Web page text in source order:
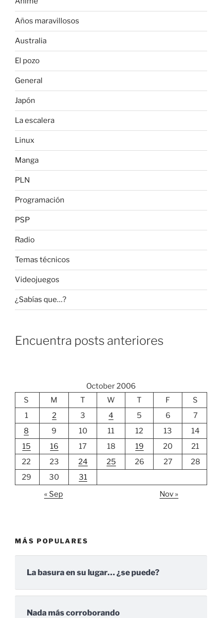
Años maravillosos
Australia
El pozo
General
Japón
La escalera
Linux
Manga
PLN
Programación
PSP
Radio
Temas técnicos
Videojuegos
¿Sabías que…?
Encuentra posts anteriores
October 2006
S
M T W T F
S
1
2 3 4 5 6
7
8
9 10 11 12 13
14
15
16 17 18 19 20
21
22
23 24 25 26 27
28
29
30
31
« Sep
Nov »
MÁS POPULARES
La basura en su lugar… ¿se puede?
Nada más corroborando